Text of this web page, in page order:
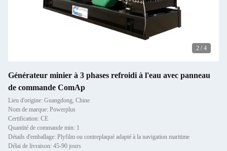
2 / 4
Générateur minier à 3 phases refroidi à l'eau avec panneau
de commande ComAp
Lieu d'origine: Guangdong, Chine
Nom de marque: Powerplus
Certification: CE
Quantité de commande min: 1
Détails d'emballage: Plyfilm ou contreplaqué adapté à la navigation maritime
Délai de livraison: 45-90 jours